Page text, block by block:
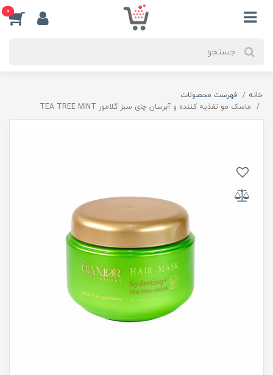
0
خانه
فهرست محصولات
ماسک مو تغذیه کننده و آبرسان چای سبز گلامور TEA TREE MINT